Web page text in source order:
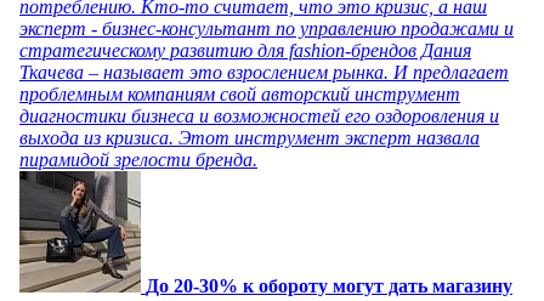
потреблению. Кто-то считает, что это кризис, а наш
эксперт - бизнес-консультант по управлению продажами и
стратегическому развитию для fashion-брендов Дания
Ткачева – называет это взрослением рынка. И предлагает
проблемным компаниям свой авторский инструмент
диагностики бизнеса и возможностей его оздоровления и
выхода из кризиса. Этот инструмент эксперт назвала
пирамидой зрелости бренда.
До 20-30% к обороту могут дать магазину